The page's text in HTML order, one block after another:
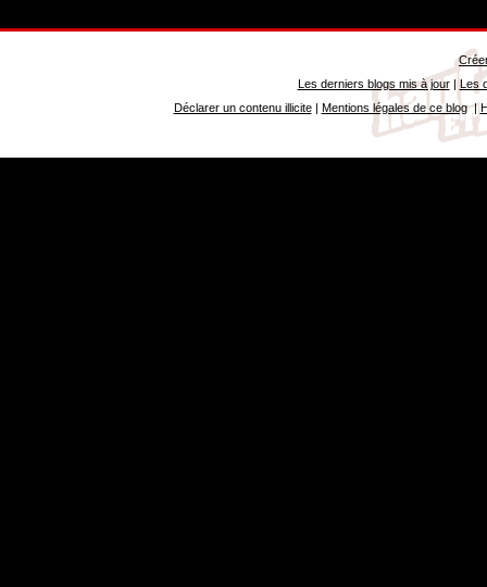
Les derniers blogs mis à jour| Les
Déclarer un contenu illicite| Mentions légales de ce blog|